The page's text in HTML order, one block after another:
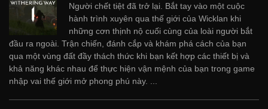
Người chết tiệt đã trở lại. Bắt tay vào một cuộc
hành trình xuyên qua thế giới của Wicklan khi
những cơn thịnh nộ cuối cùng của loài người bắt
đầu ra ngoài. Trận chiến, đánh cắp và khám phá cách của bạn
qua một vùng đất đầy thách thức khi bạn kết hợp các thiết bị và
khả năng khác nhau để thực hiện vận mệnh của bạn trong game
nhập vai thế giới mở phong phú này. ...